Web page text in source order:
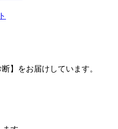
】をお届けしています。